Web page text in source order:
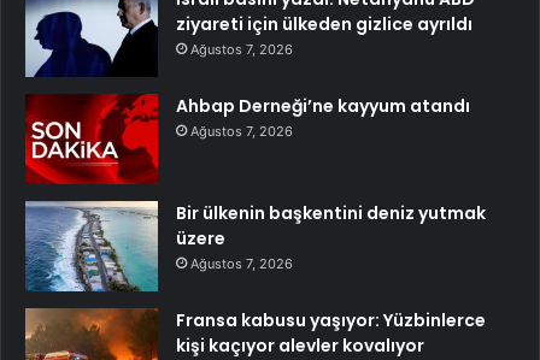
ziyareti için ülkeden gizlice ayrıldı
Ağustos 7, 2026
Ahbap Derneği’ne kayyum atandı
Ağustos 7, 2026
Bir ülkenin başkentini deniz yutmak
üzere
Ağustos 7, 2026
Fransa kabusu yaşıyor: Yüzbinlerce
kişi kaçıyor alevler kovalıyor